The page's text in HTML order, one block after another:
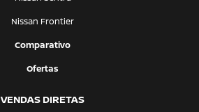
Nissan Frontier
Comparativo
Ofertas
VENDAS DIRETAS